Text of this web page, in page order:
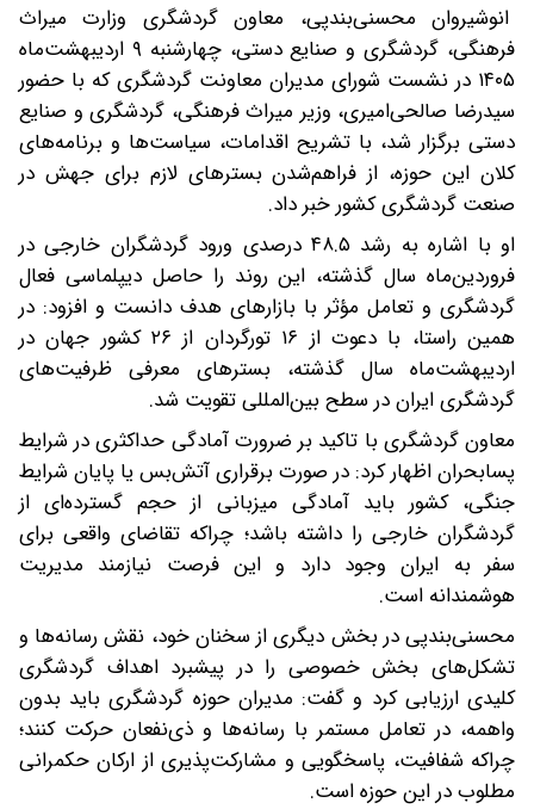
انوشیروان محسنی‌بندپی، معاون گردشگری وزارت میراث
فرهنگی، گردشگری و صنایع دستی، چهارشنبه ۹ اردیبهشت‌ماه
۱۴۰۵ در نشست شورای مدیران معاونت گردشگری که با حضور
سیدرضا صالحی‌امیری، وزیر میراث‌ فرهنگی، گردشگری و صنایع‌
دستی برگزار شد، با تشریح اقدامات، سیاست‌ها و برنامه‌های
کلان این حوزه، از فراهم‌شدن بسترهای لازم برای جهش در
صنعت گردشگری کشور خبر داد.
او با اشاره به رشد ۴۸.۵ درصدی ورود گردشگران خارجی در
فروردین‌ماه سال گذشته، این روند را حاصل دیپلماسی فعال
گردشگری و تعامل مؤثر با بازارهای هدف دانست و افزود: در
همین راستا، با دعوت از ۱۶ تورگردان از ۲۶ کشور جهان در
اردیبهشت‌ماه سال گذشته، بسترهای معرفی ظرفیت‌های
گردشگری ایران در سطح بین‌المللی تقویت شد.
معاون گردشگری با تاکید بر ضرورت آمادگی حداکثری در شرایط
پسابحران اظهار کرد: در صورت برقراری آتش‌بس یا پایان شرایط
جنگی، کشور باید آمادگی میزبانی از حجم گسترده‌ای از
گردشگران خارجی را داشته باشد؛ چراکه تقاضای واقعی برای
سفر به ایران وجود دارد و این فرصت نیازمند مدیریت
هوشمندانه است.
محسنی‌بندپی در بخش دیگری از سخنان خود، نقش رسانه‌ها و
تشکل‌های بخش خصوصی را در پیشبرد اهداف گردشگری
کلیدی ارزیابی کرد و گفت: مدیران حوزه گردشگری باید بدون
واهمه، در تعامل مستمر با رسانه‌ها و ذی‌نفعان حرکت کنند؛
چراکه شفافیت، پاسخگویی و مشارکت‌پذیری از ارکان حکمرانی
مطلوب در این حوزه است.